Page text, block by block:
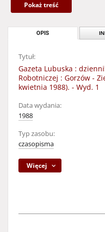
Pokaż treść
OPIS
Tytuł:
Gazeta Lubuska :
Robotniczej : Gorzów -
kwietnia 1988). - Wyd. 1
Data wydania:
1988
Typ zasobu:
czasopisma
Więcej